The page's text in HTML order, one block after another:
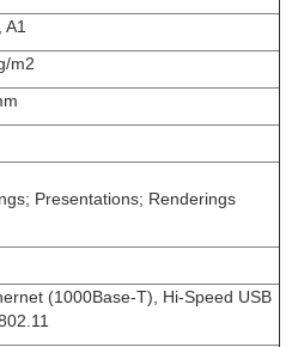
A1
m2
Presentations; Renderings
(1000Base-T), Hi-Speed USB